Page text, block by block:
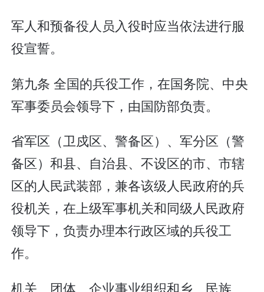
军人和预备役人员入役时应当依法进行服
役宣誓。
第九条 全国的兵役工作，在国务院、中央
军事委员会领导下，由国防部负责。
省军区（卫戍区、警备区）、军分区（警
备区）和县、自治县、不设区的市、市辖
区的人民武装部，兼各该级人民政府的兵
役机关，在上级军事机关和同级人民政府
领导下，负责办理本行政区域的兵役工
作。
机关、团体、企业事业组织和乡、民族